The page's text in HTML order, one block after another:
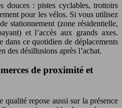
douces : pistes cyclables, trottoirs
pour les vélos. Si vous utilisez
stationnement (zone résidentielle,
et l’accès aux grands axes.
dans ce quotidien de déplacements
des désillusions après l’achat.
de proximité et
repose aussi sur la présence